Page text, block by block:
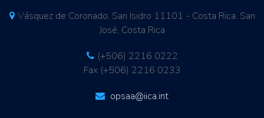
Vásquez de Coronado, San Isidro 11101 - Costa Rica. San
José, Costa Rica
(+506) 2216 0222
Fax (+506) 2216 0233
opsaa@iica.int